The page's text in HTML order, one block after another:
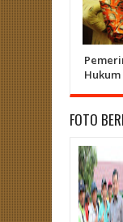
Hukum
FOTO